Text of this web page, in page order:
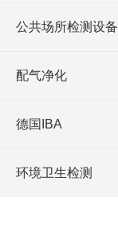
公共场所检测设备
配气净化
德国IBA
环境卫生检测